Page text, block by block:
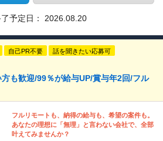
予定日： 2026.08.20
自己PR不要 話を聞きたい応募可
も歓迎/99％が給与UP/賞与年2回/フル
フルリモートも、納得の給与も、希望の案件も。
あなたの理想に「無理」と言わない会社で、全部
叶えてみませんか？